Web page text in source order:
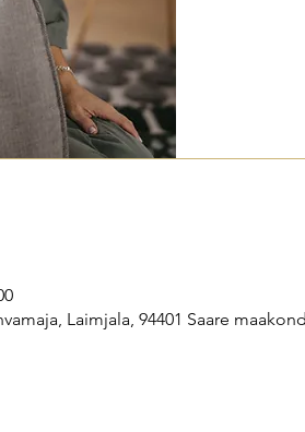
Laimjala, 94401 Saare